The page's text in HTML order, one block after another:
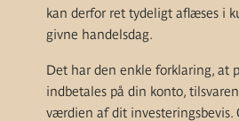
kan derfor ret tydeligt aflæses i
givne handelsdag.
Det har den enkle forklaring, at
indbetales på din konto,
værdien af dit investeringsbevis.